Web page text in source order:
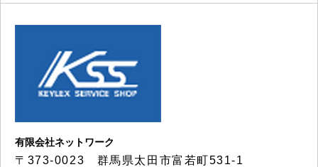
有限会社ネットワーク
〒373-0023 群馬県太田市富若町531-1